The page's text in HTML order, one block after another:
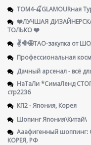
ТОМ4-🍒GLAMOURная
❤️ЛУЧШАЯ
ТОЛЬКО ❤️
✌️🌞🤩ТАО-закупка от
Профессиональная
Дачный арсенал - всё
НаТаЛи *СимаЛенд
стр2236
КП2 - Япония, Корея
Шопинг Япония\Китай\
Ааафигенный
КОРЕЯ, РФ